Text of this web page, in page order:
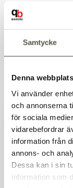
Samtycke
Denna
Vi använder
och annonserna
för sociala
vidarebefordrar
information från
annons- och
Dessa kan i sin
information som
Baka med
recepten –
för smak, form
noggrant
Visa recept av
Produkter som
Handlar